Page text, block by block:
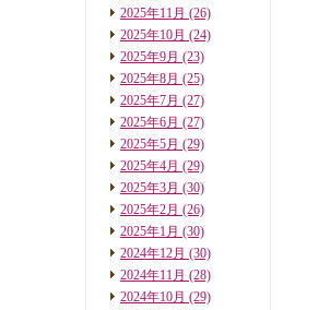
2025年11月 (26)
2025年10月 (24)
2025年9月 (23)
2025年8月 (25)
2025年7月 (27)
2025年6月 (27)
2025年5月 (29)
2025年4月 (29)
2025年3月 (30)
2025年2月 (26)
2025年1月 (30)
2024年12月 (30)
2024年11月 (28)
2024年10月 (29)